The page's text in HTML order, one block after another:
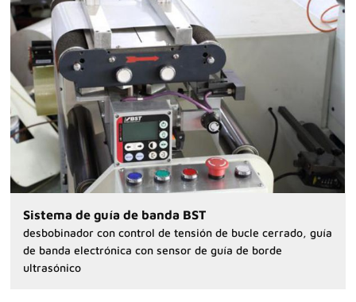
Sistema de guía de banda BST
desbobinador con control de tensión de bucle cerrado, guía
de banda electrónica con sensor de guía de borde
ultrasónico